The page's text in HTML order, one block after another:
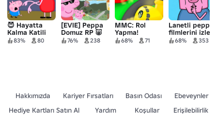
😈 Hayatta
Kalma Katili
Peppa Pig
83% 80
[EVIE] Peppa
Domuz RP 🐷
76% 238
MMC: Rol
Yapma!
68% 71
Lanetli peppa
filmlerini izle
68% 353
Hakkımızda Kariyer Fırsatları Basın Odası
Ebeveynler
Hediye Kartları Satın Al
Yardım Koşullar Erişilebilirlik